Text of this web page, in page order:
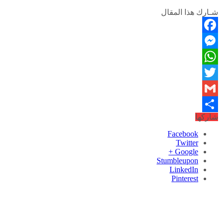
شـارك هذا المقال
Facebook
Messenger
WhatsApp
Twitter
Gmail
نشر
شاركها
Facebook
Twitter
Google +
Stumbleupon
LinkedIn
Pinterest